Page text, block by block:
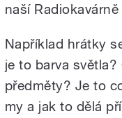
naší
Například hrátky
je to barva
předměty? Je to
my a jak to dělá